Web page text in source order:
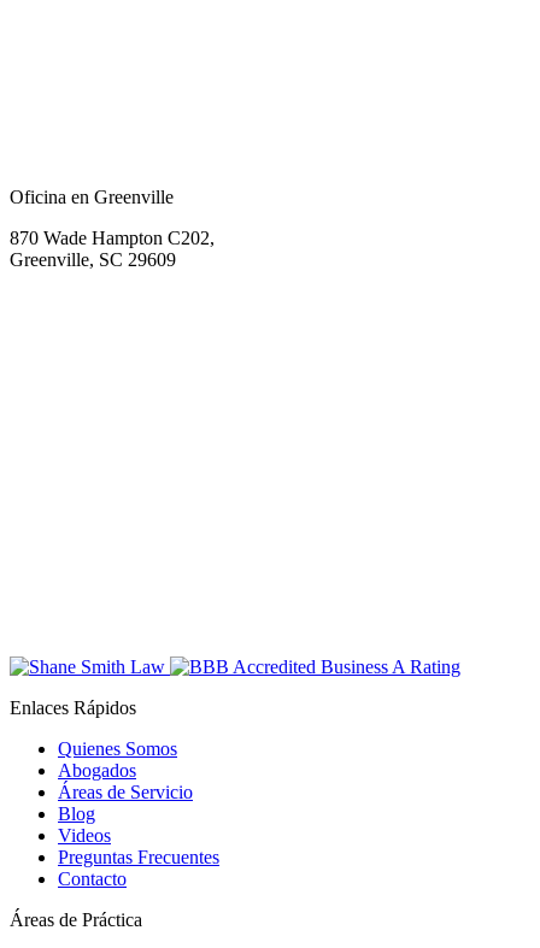
Oficina en Greenville
870 Wade Hampton C202,
Greenville, SC 29609
Enlaces Rápidos
Quienes Somos
Abogados
Áreas de Servicio
Blog
Videos
Preguntas Frecuentes
Contacto
Áreas de Práctica